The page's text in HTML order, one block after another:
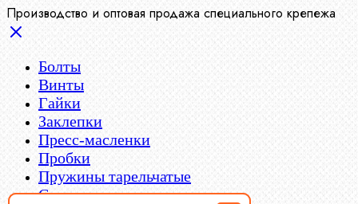
Производство и оптовая продажа специального крепежа
Болты
Винты
Гайки
Заклепки
Пресс-масленки
Пробки
Пружины тарельчатые
Стопорные кольца